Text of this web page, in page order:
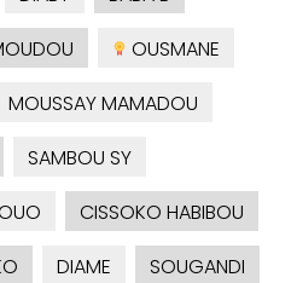
OUSMANE
MOUSSAY MAMADOU
SAMBOU SY
CISSOKO HABIBOU
DIAME
SOUGANDI